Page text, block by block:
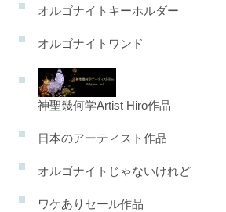
オルゴナイトキーホルダー
オルゴナイトワンド
神聖幾何学Artist Hiro作品
日本のアーティスト作品
オルゴナイトじゃないけれど
ワケありセール作品